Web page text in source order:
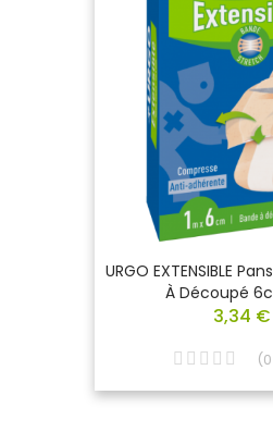
URGO EXTENSIBLE
À Découpé
3,34 €
(0